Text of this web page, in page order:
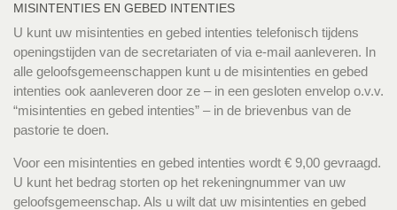
MISINTENTIES EN GEBED INTENTIES
U kunt uw misintenties en gebed intenties telefonisch tijdens
openingstijden van de secretariaten of via e-mail aanleveren. In
alle geloofsgemeenschappen kunt u de misintenties en gebed
intenties ook aanleveren door ze – in een gesloten envelop o.v.v.
“misintenties en gebed intenties” – in de brievenbus van de
pastorie te doen.
Voor een misintenties en gebed intenties wordt € 9,00 gevraagd.
U kunt het bedrag storten op het rekeningnummer van uw
geloofsgemeenschap. Als u wilt dat uw misintenties en gebed